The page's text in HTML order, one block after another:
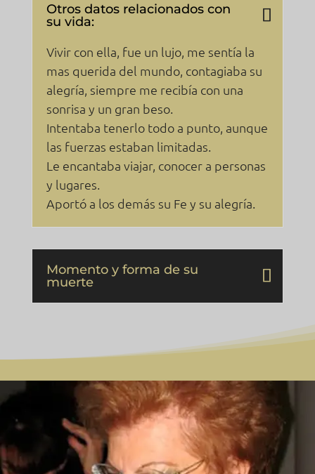
Otros datos relacionados con
su vida:
Vivir con ella, fue un lujo, me sentía la
mas querida del mundo, contagiaba su
alegría, siempre me recibía con una
sonrisa y un gran beso.
Intentaba tenerlo todo a punto, aunque
las fuerzas estaban limitadas.
Le encantaba viajar, conocer a personas
y lugares.
Aportó a los demás su Fe y su alegría.
Momento y forma de su
muerte